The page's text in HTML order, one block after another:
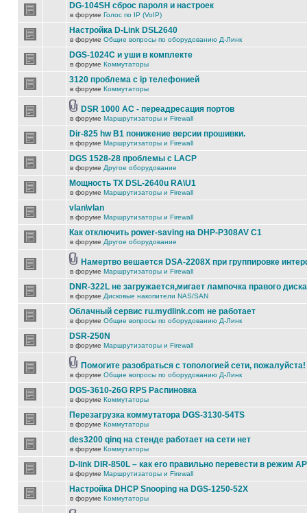
DG-104SH сброс пароля и настроек
в форуме Голос по IP (VoIP)
Настройка D-Link DSL2640
в форуме Общие вопросы по оборудованию Д-Линк
DGS-1024C и уши в комплекте
в форуме Коммутаторы
3120 проблема с ip телефонией
в форуме Коммутаторы
DSR 1000 AC - переадресация портов
в форуме Маршрутизаторы и Firewall
Dir-825 hw B1 понижение версии прошивки.
в форуме Маршрутизаторы и Firewall
DGS 1528-28 проблемы с LACP
в форуме Другое оборудование
Мощность TX DSL-2640u RA\U1
в форуме Маршрутизаторы и Firewall
vlan\vlan
в форуме Маршрутизаторы и Firewall
Как отключить power-saving на DHP-P308AV C1
в форуме Другое оборудование
Намертво вешается DSA-2208X при группировке
в форуме Маршрутизаторы и Firewall
DNR-322L не загружается,мигает лампочка правого диска
в форуме Дисковые накопители NAS/SAN
Облачный сервис ru.mydlink.com не работает
в форуме Общие вопросы по оборудованию Д-Линк
DSR-250N
в форуме Маршрутизаторы и Firewall
Помогите разобраться с топологией сети, пожалуйста!
в форуме Общие вопросы по оборудованию Д-Линк
DGS-3610-26G RPS Распиновка
в форуме Коммутаторы
Перезагрузка коммутатора DGS-3130-54TS
в форуме Коммутаторы
des3200 qinq на стенде работает на сети нет
в форуме Коммутаторы
D-link DIR-850L – как его правильно перевести в режим
в форуме Маршрутизаторы и Firewall
Настройка DHCP Snooping на DGS-1250-52X
в форуме Коммутаторы